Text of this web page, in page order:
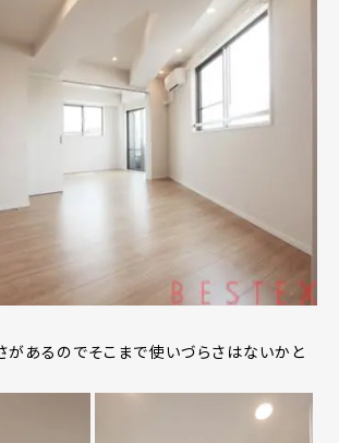
があるのでそこまで使いづらさはないかと